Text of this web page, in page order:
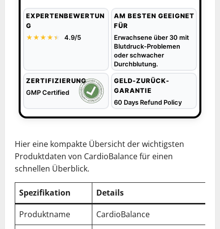
EXPERTENBEWERTUN
G
★★★★★
★ 4.9/5
AM BESTEN GEEIGNET
FÜR
Erwachsene über 30 mit
Blutdruck-Problemen
oder schwacher
Durchblutung.
ZERTIFIZIERUNG
GMP Certified
GELD-ZURÜCK-
GARANTIE
60 Days Refund Policy
Hier eine kompakte Übersicht der wichtigsten
Produktdaten von CardioBalance für einen
schnellen Überblick.
Spezifikation
Details
Produktname
CardioBalance